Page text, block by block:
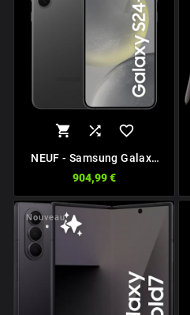
  
NEUF - Samsung Galaxy
904,99 €
Nouveau